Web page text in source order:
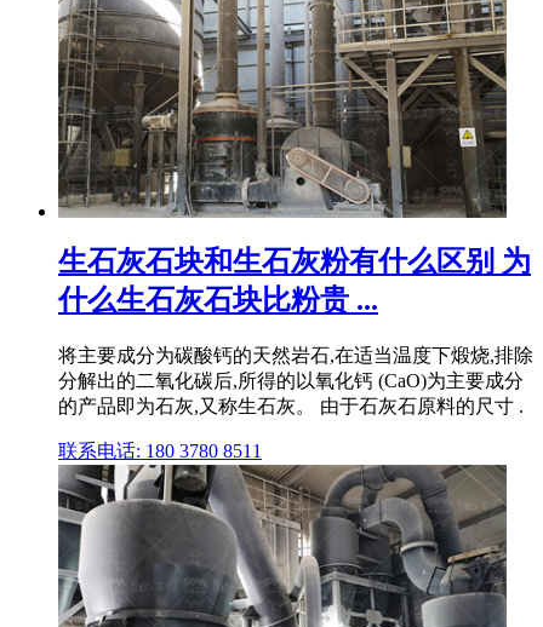
生石灰石块和生石灰粉有什么区别 为
什么生石灰石块比粉贵 ...
将主要成分为碳酸钙的天然岩石,在适当温度下煅烧,排除
分解出的二氧化碳后,所得的以氧化钙 (CaO)为主要成分
的产品即为石灰,又称生石灰。 由于石灰石原料的尺寸 .
联系电话: 180 3780 8511